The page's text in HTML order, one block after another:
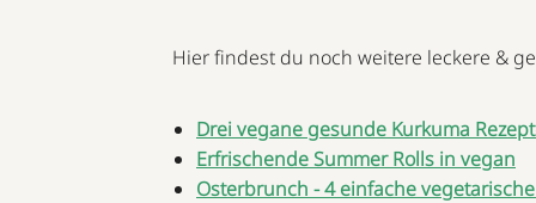
Hier findest du noch weitere leckere &
Drei vegane gesunde Kurkuma
Erfrischende Summer Rolls in vegan
Osterbrunch - 4 einfache